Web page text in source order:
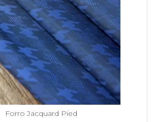
Forro Jacquard Pied